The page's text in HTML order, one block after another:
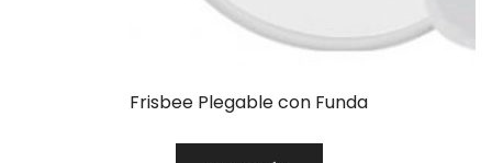
Frisbee Plegable con Funda